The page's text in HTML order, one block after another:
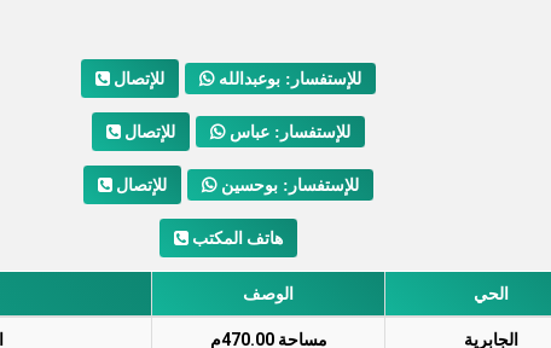
للإتصال للإستفسار: بوعبدالله
للإتصال للإستفسار: عباس
للإتصال للإستفسار: بوحسين
هاتف المكتب
الحي الوصف
الجابرية
مساحة 470.00م